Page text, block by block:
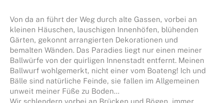
Von da an führt der Weg durch alte Gassen, vorbei an
kleinen Häuschen, lauschigen Innenhöfen, blühenden
Gärten, gekonnt arrangierten Dekorationen und
bemalten Wänden. Das Paradies liegt nur einen meiner
Ballwürfe von der quirligen Innenstadt entfernt. Meinen
Ballwurf wohlgemerkt, nicht einer vom Boateng! Ich und
Bälle sind natürliche Feinde, sie fallen im Allgemeinen
unweit meiner Füße zu Boden…